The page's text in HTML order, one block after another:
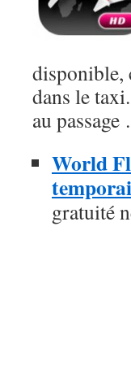
disponible,
dans le
au
World
gratuité